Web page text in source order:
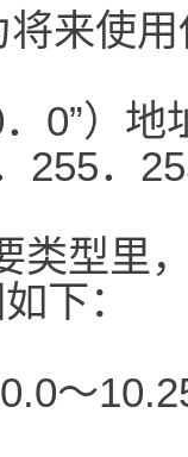
将来使
0”）
255．
类型里
下：
～